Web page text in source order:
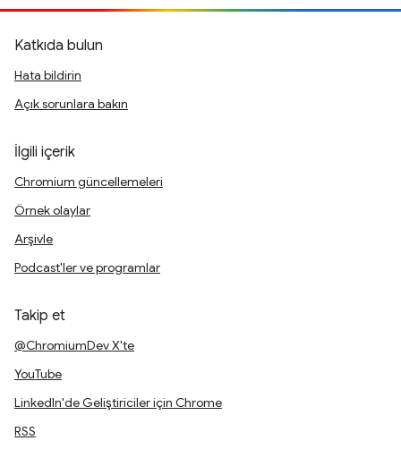
Katkıda bulun
Hata bildirin
Açık sorunlara bakın
İlgili içerik
Chromium güncellemeleri
Örnek olaylar
Arşivle
Podcast'ler ve programlar
Takip et
@ChromiumDev X'te
YouTube
LinkedIn'de Geliştiriciler için Chrome
RSS